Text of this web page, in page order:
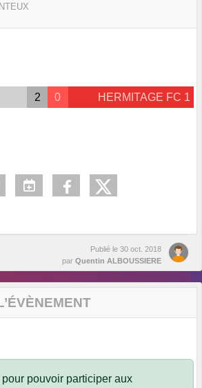
2 0 HERMITAGE FC 1
Publié le 30 oct. 2018
par Quentin ALBOUSSIERE
pour pouvoir participer aux